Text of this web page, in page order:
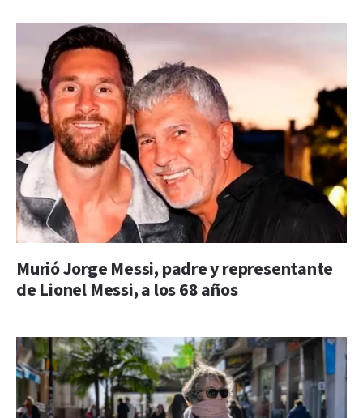
Murió Jorge Messi, padre y representante
de Lionel Messi, a los 68 años